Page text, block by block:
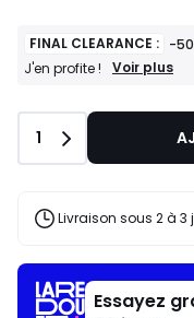
FINAL CLEARANCE : -
J'en profite !
FINAL
articles
!
Voir plus
Quantité
1
Livraison sous 2 à 3
Essayez